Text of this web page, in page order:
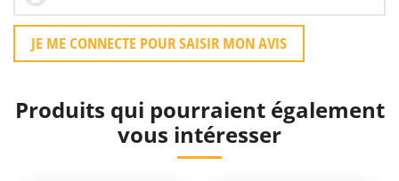
JE ME CONNECTE POUR SAISIR MON AVIS
Produits qui pourraient également
vous intéresser